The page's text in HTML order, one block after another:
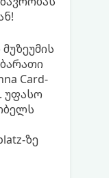
Card-
უფასო
ზე